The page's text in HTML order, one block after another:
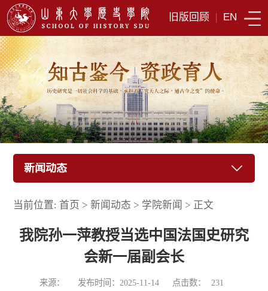
旧版回顾 | EN
新闻动态
当前位置: 首页 >新闻动态 > 学院新闻 > 正文
我院孙一萍教授当选中国法国史研究
会新一届副会长
来源： 发布时间：2025-11-14 点击数： 231